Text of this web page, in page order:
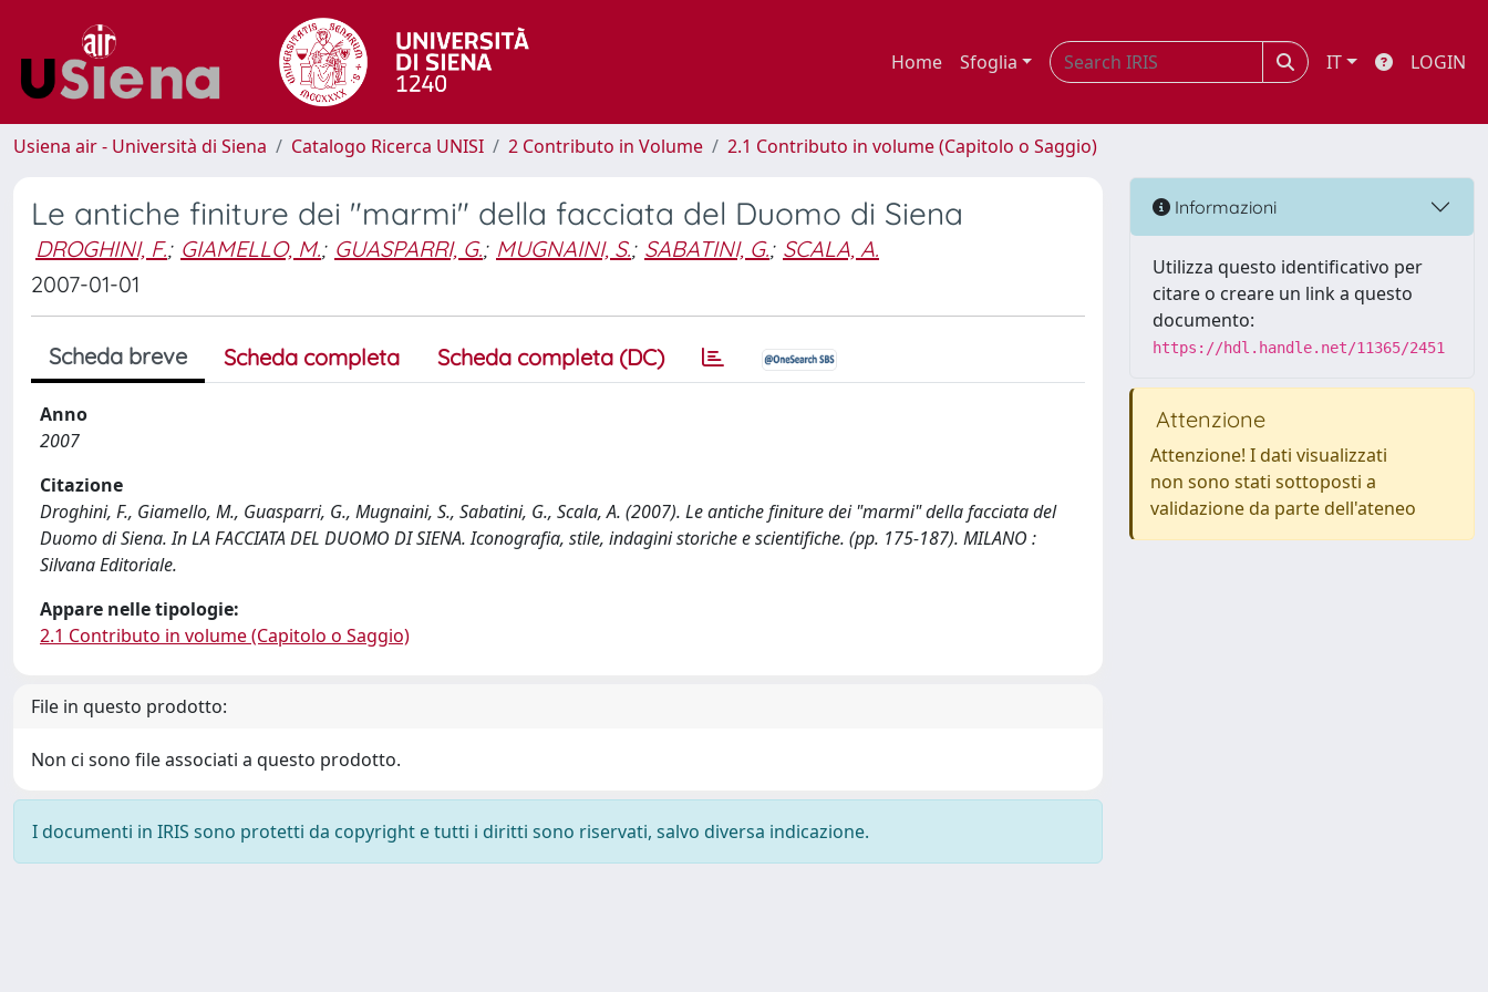
Home Sfoglia IT LOGIN
Usiena air - Università di Siena Catalogo Ricerca UNISI 2 Contributo in Volume 2.1 Contributo in volume (Capitolo o Saggio)
Le antiche finiture dei "marmi" della facciata del Duomo di Siena
DROGHINI, F.; GIAMELLO, M.; GUASPARRI, G.; MUGNAINI, S.; SABATINI, G.; SCALA, A.
2007-01-01
Scheda breve Scheda completa Scheda completa (DC)
Anno
2007
Citazione
Droghini, F., Giamello, M., Guasparri, G., Mugnaini, S., Sabatini, G., Scala, A. (2007). Le antiche finiture dei "marmi" della facciata del
Duomo di Siena. In LA FACCIATA DEL DUOMO DI SIENA. Iconografia, stile, indagini storiche e scientifiche. (pp. 175-187). MILANO :
Silvana Editoriale.
Appare nelle tipologie:
2.1 Contributo in volume (Capitolo o Saggio)
File in questo prodotto:
Non ci sono file associati a questo prodotto.
I documenti in IRIS sono protetti da copyright e tutti i diritti sono riservati, salvo diversa indicazione.
Informazioni
Utilizza questo identificativo per
citare o creare un link a questo
documento:
https://hdl.handle.net/11365/2451
Attenzione
Attenzione! I dati visualizzati
non sono stati sottoposti a
validazione da parte dell'ateneo